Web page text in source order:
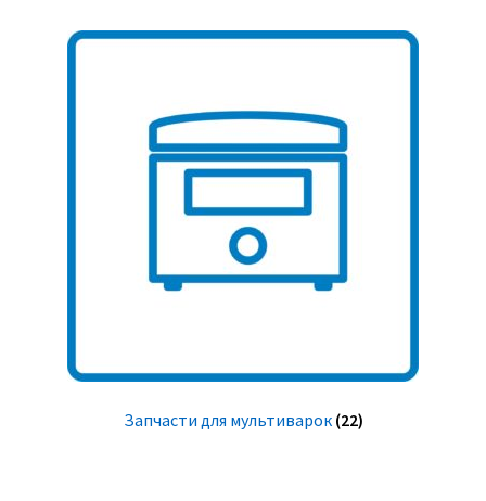
Запчасти для мультиварок (22)